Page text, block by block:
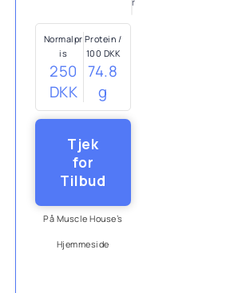
Normalpr
is
250
DKK
Protein /
100 DKK
74.8
g
Tjek
for
Tilbud
På Muscle House’s
Hjemmeside